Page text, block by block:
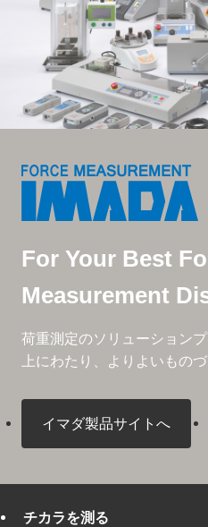
For Your Best
Measurement
荷重測定のソリューション
上にわたり、よりよいもの
イマダ製品サイトへ
チカラを測る